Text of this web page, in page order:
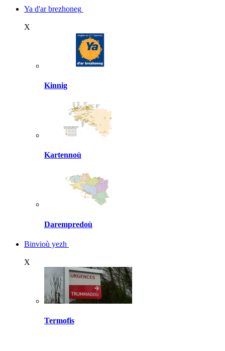
Ya d'ar brezhoneg
X
Kinnig
Kartennoù
Darempredoù
Binvioù yezh
X
Termofis